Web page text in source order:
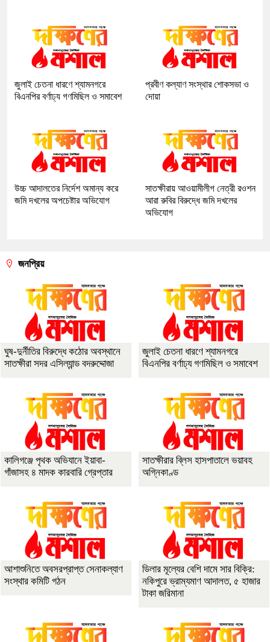
জুলাই চেতনা ধারণে শ্যামনগরে
বিএনপির বর্ণাঢ্য গণমিছিল ও সমাবেশ
প্রবীণ কল্যাণ সংস্থার শোকসভা ও
দোয়া
উচ্চ আদালতের নির্দেশ অমান্য করে
জমি দখলের অপচেষ্টার অভিযোগ
সাতক্ষীরায় আওয়ামীলীগ নেত্রী রওশন
আরা রুবির বিরুদ্ধে জমি দখলের
অভিযোগ
জনপ্রিয়
ঘুষ-দুর্নীতির বিরুদ্ধে কঠোর অবস্থানে
সাতক্ষীরা সদর এসিল্যান্ড বদরুদ্দোজা
জুলাই চেতনা ধারণে শ্যামনগরে
বিএনপির বর্ণাঢ্য গণমিছিল ও সমাবেশ
কালিগঞ্জে পৃথক অভিযানে ইয়াবা-
গাঁজাসহ ৪ মাদক কারবারি গ্রেপ্তার
সাতক্ষীরার ব্লিস হাসপাতালে ভয়াবহ
অগ্নিকাণ্ড
আশাশুনিতে অবসরপ্রাপ্ত সেনাকল্যাণ
সংস্থার কমিটি গঠন
ডিলার মূল্যের বেশি দামে সার বিক্রি:
নকিপুরে ভ্রাম্যমাণ আদালত, ৫ হাজার
টাকা জরিমানা